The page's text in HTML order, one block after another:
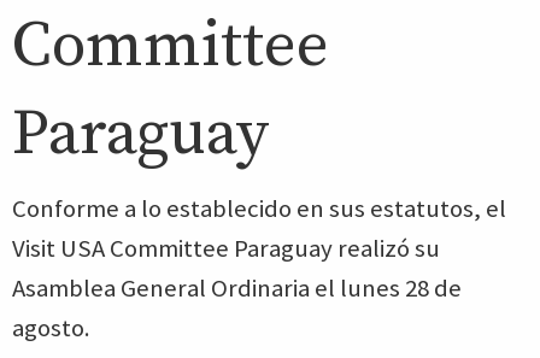
Committee
Paraguay
Conforme a lo establecido en sus estatutos, el
Visit USA Committee Paraguay realizó su
Asamblea General Ordinaria el lunes 28 de
agosto.